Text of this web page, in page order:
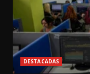
DESTACADAS